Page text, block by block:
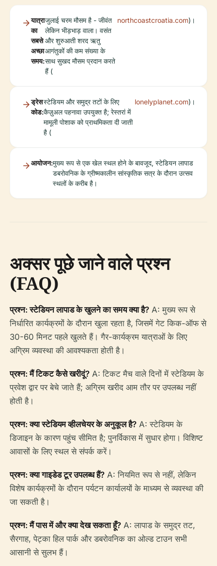
यात्रा
का
सबसे
अच्छा
समय:
जुलाई चरम मौसम है - जीवंत
लेकिन भीड़भाड़ वाला। वसंत
और शुरुआती शरद ऋतु
आगंतुकों की कम संख्या के
साथ सुखद मौसम प्रदान करते
हैं (
northcoastcroatia.com)।
ड्रेस
कोड:
स्टेडियम और समुद्र तटों के लिए
कैज़ुअल पहनावा उपयुक्त है; रेस्तरां में
मामूली पोशाक को प्राथमिकता दी जाती
है (
lonelyplanet.com)।
आयोजन:मुख्य रूप से एक खेल स्थल होने के बावजूद, स्टेडियन लापाड
डबरोवनिक के ग्रीष्मकालीन सांस्कृतिक सत्र के दौरान उत्सव
स्थलों के करीब है।
अक्सर पूछे जाने वाले प्रश्न
(FAQ)
प्रश्न: स्टेडियन लापाड के खुलने का समय क्या है? A: मुख्य रूप से
निर्धारित कार्यक्रमों के दौरान खुला रहता है, जिसमें गेट किक-ऑफ से
30-60 मिनट पहले खुलते हैं। गैर-कार्यक्रम यात्राओं के लिए
अग्रिम व्यवस्था की आवश्यकता होती है।
प्रश्न: मैं टिकट कैसे खरीदूं? A: टिकट मैच वाले दिनों में स्टेडियम के
प्रवेश द्वार पर बेचे जाते हैं; अग्रिम खरीद आम तौर पर उपलब्ध नहीं
होती है।
प्रश्न: क्या स्टेडियम व्हीलचेयर के अनुकूल है? A: स्टेडियम के
डिजाइन के कारण पहुंच सीमित है; पुनर्विकास में सुधार होगा। विशिष्ट
आवासों के लिए स्थल से संपर्क करें।
प्रश्न: क्या गाइडेड टूर उपलब्ध हैं? A: नियमित रूप से नहीं, लेकिन
विशेष कार्यक्रमों के दौरान पर्यटन कार्यालयों के माध्यम से व्यवस्था की
जा सकती है।
प्रश्न: मैं पास में और क्या देख सकता हूँ? A: लापाड के समुद्र तट,
सैरगाह, पेट्का हिल पार्क और डबरोवनिक का ओल्ड टाउन सभी
आसानी से सुलभ हैं।